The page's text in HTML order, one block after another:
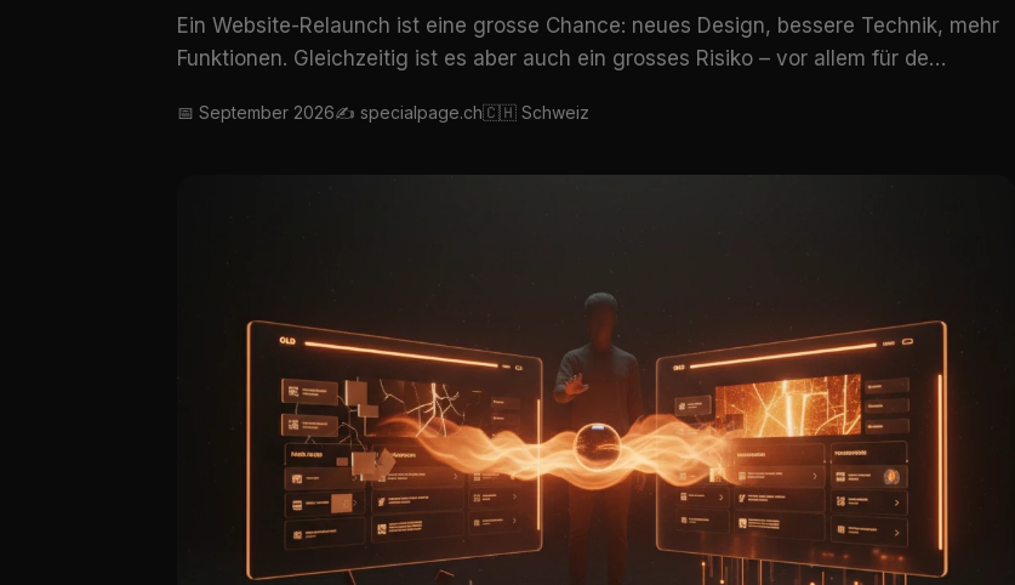
Ein Website-Relaunch ist eine grosse Chance: neues Design, bessere Technik, mehr
Funktionen. Gleichzeitig ist es aber auch ein grosses Risiko – vor allem für de…
📅 September 2026✍️ specialpage.ch🇨🇭 Schweiz